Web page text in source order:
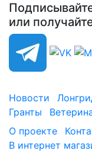
или
Новости
Гранты
О проекте
В интернет